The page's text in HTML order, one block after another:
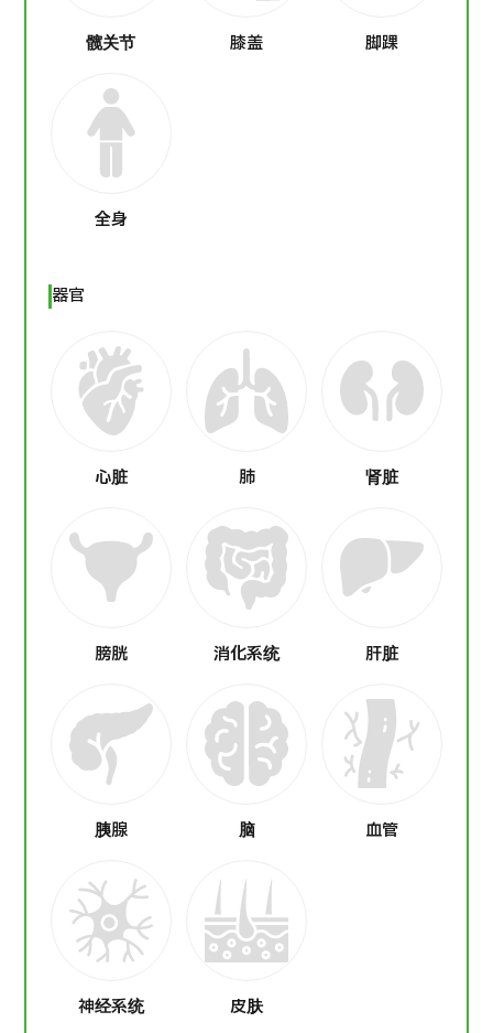
髋关节 膝盖 脚踝
全身
器官
心脏 肺 肾脏
膀胱 消化系统 肝脏
胰腺 脑 血管
神经系统 皮肤